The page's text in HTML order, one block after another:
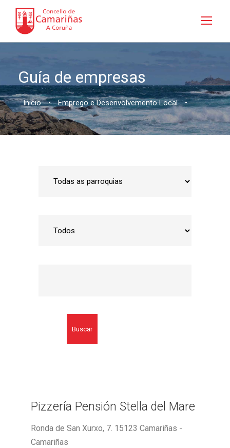
Guía de empresas
Inicio • Emprego e Desenvolvemento Local •
Buscar
Pizzería Pensión Stella del Mare
Ronda de San Xurxo, 7. 15123 Camariñas -
Camariñas